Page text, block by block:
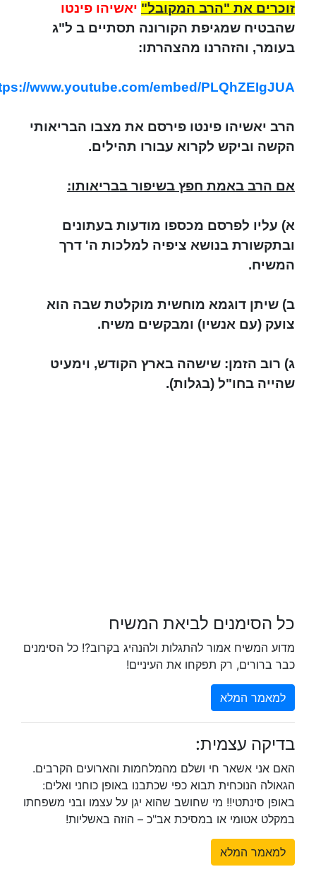
זוכרים את "הרב המקובל" יאשיהו פינטו
שהבטיח שמגיפת הקורונה תסתיים ב ל"ג
בעומר, והזהרנו מהצהרתו:
www.youtube.com/embed/PLQhZEIgJUA
הרב יאשיהו פינטו פירסם את מצבו הבריאותי
הקשה וביקש לקרוא עבורו תהילים.
אם הרב באמת חפץ בשיפור בבריאותו:
א) עליו לפרסם מכספו מודעות בעתונים
ובתקשורת בנושא ציפיה למלכות ה' דרך
המשיח.
ב) שיתן דוגמא מוחשית מוקלטת שבה הוא
צועק (עם אנשיו) ומבקשים משיח.
ג) רוב הזמן: שישהה בארץ הקודש, וימעיט
שהייה בחו"ל (בגלות).
כל הסימנים לביאת המשיח
מדוע המשיח אמור להתגלות ולהנהיג בקרוב?! כל הסימנים
כבר ברורים, רק תפקחו את העיניים!
למאמר המלא
בדיקה עצמית:
האם אני אשאר חי ושלם מהמלחמות והארועים הקרבים.
הגאולה הנוכחית תבוא כפי שכתבנו באופן כוחני ואלים:
באופן סינתטי!! מי שחושב שהוא יגן על עצמו ובני משפחתו
במקלט אטומי או במסיכת אב"כ – הוזה באשליות!
למאמר המלא